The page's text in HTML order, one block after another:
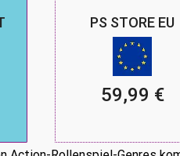
PS STORE EU
59,99 €